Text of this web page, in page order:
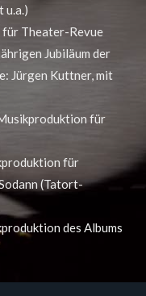
u.a.)
Theater-Revue
Jubiläum der
Jürgen Kuttner, mit
für
für
(Tatort-
des Albums